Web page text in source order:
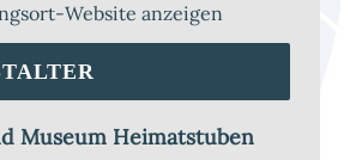
Website anzeigen
Museum Heimatstuben